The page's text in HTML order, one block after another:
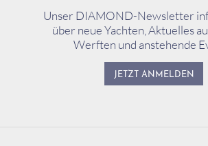
Unser DIAMOND-Newsletter
über neue Yachten, Aktuelles
Werften und anstehende
JETZT ANMELDEN